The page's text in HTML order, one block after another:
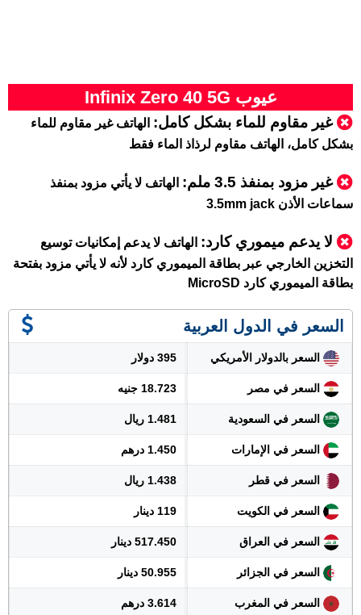
عيوب Infinix Zero 40 5G
غير مقاوم للماء بشكل كامل: الهاتف غير مقاوم للماء
بشكل كامل، الهاتف مقاوم لرذاذ الماء فقط
غير مزود بمنفذ 3.5 ملم:
الهاتف لا يأتي مزود بمنفذ
سماعات الأذن 3.5mm jack
لا يدعم ميموري كارد: الهاتف لا يدعم إمكانيات توسيع
التخزين الخارجي عبر بطاقة الميموري كارد لأنه لا يأتي مزود بفتحة
بطاقة الميموري كارد MicroSD
السعر في الدول العربية
السعر بالدولار الأمريكي 395 دولار
السعر في مصر 18.723 جنيه
السعر في السعودية 1.481 ريال
السعر في الإمارات 1.450 درهم
السعر في قطر 1.438 ريال
السعر في الكويت 119 دينار
السعر في العراق 517.450 دينار
السعر في الجزائر 50.955 دينار
السعر في المغرب 3.614 درهم